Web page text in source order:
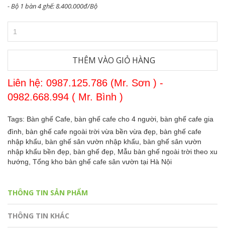
- Bộ 1 bàn 4 ghế: 8.400.000đ/Bộ
THÊM VÀO GIỎ HÀNG
Liên hệ: 0987.125.786 (Mr. Sơn ) -
0982.668.994 ( Mr. Bình )
Tags: Bàn ghế Cafe, bàn ghế cafe cho 4 người, bàn ghế cafe gia
đình, bàn ghế cafe ngoài trời vừa bền vừa đẹp, bàn ghế cafe
nhập khẩu, bàn ghế sân vườn nhập khẩu, bàn ghế sân vườn
nhập khẩu bền đẹp, bàn ghế đẹp, Mẫu bàn ghế ngoài trời theo xu
hướng, Tổng kho bàn ghế cafe sân vườn tại Hà Nội
THÔNG TIN SẢN PHẨM
THÔNG TIN KHÁC